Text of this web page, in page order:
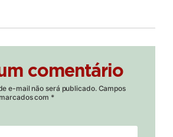
comentário
e-mail não será publicado. Campos
com *